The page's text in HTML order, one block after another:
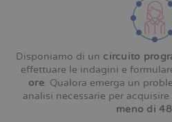
Disponiamo di un circuito
effettuare le indagini e
ore. Qualora emerga un
analisi necessarie per acquisire
meno di